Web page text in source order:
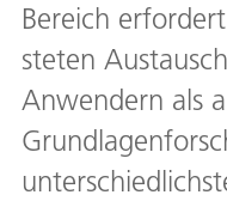
Bereich
steten
Anwendern als